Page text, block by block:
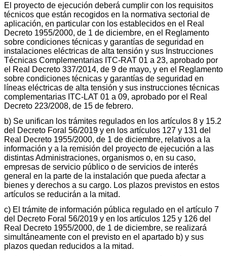
El proyecto de ejecución deberá cumplir con los requisitos
técnicos que están recogidos en la normativa sectorial de
aplicación, en particular con los establecidos en el Real
Decreto 1955/2000, de 1 de diciembre, en el Reglamento
sobre condiciones técnicas y garantías de seguridad en
instalaciones eléctricas de alta tensión y sus Instrucciones
Técnicas Complementarias ITC-RAT 01 a 23, aprobado por
el Real Decreto 337/2014, de 9 de mayo, y en el Reglamento
sobre condiciones técnicas y garantías de seguridad en
líneas eléctricas de alta tensión y sus instrucciones técnicas
complementarias ITC-LAT 01 a 09, aprobado por el Real
Decreto 223/2008, de 15 de febrero.
b) Se unifican los trámites regulados en los artículos 8 y 15.2
del Decreto Foral 56/2019 y en los artículos 127 y 131 del
Real Decreto 1955/2000, de 1 de diciembre, relativos a la
información y a la remisión del proyecto de ejecución a las
distintas Administraciones, organismos o, en su caso,
empresas de servicio público o de servicios de interés
general en la parte de la instalación que pueda afectar a
bienes y derechos a su cargo. Los plazos previstos en estos
artículos se reducirán a la mitad.
c) El trámite de información pública regulado en el artículo 7
del Decreto Foral 56/2019 y en los artículos 125 y 126 del
Real Decreto 1955/2000, de 1 de diciembre, se realizará
simultáneamente con el previsto en el apartado b) y sus
plazos quedan reducidos a la mitad.